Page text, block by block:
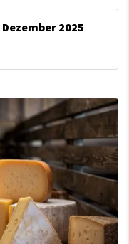
Dezember 2025